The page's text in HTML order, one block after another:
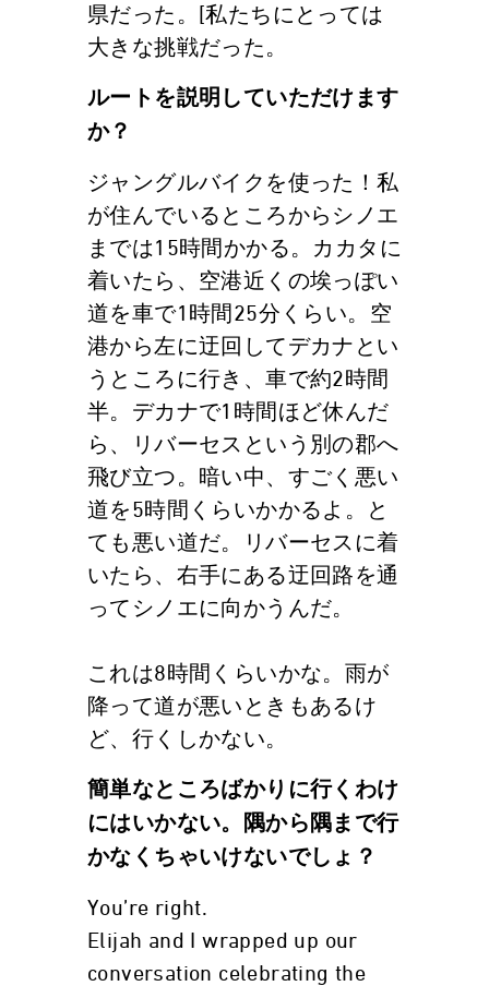
県だった。[私たちにとっては
大きな挑戦だった。
ルートを説明していただけます
か？
ジャングルバイクを使った！私
が住んでいるところからシノエ
までは15時間かかる。カカタに
着いたら、空港近くの埃っぽい
道を車で1時間25分くらい。空
港から左に迂回してデカナとい
うところに行き、車で約2時間
半。デカナで1時間ほど休んだ
ら、リバーセスという別の郡へ
飛び立つ。暗い中、すごく悪い
道を5時間くらいかかるよ。と
ても悪い道だ。リバーセスに着
いたら、右手にある迂回路を通
ってシノエに向かうんだ。
これは8時間くらいかな。雨が
降って道が悪いときもあるけ
ど、行くしかない。
簡単なところばかりに行くわけ
にはいかない。隅から隅まで行
かなくちゃいけないでしょ？
You’re right.
Elijah and I wrapped up our
conversation celebrating the